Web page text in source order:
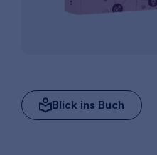
Blick ins Buch